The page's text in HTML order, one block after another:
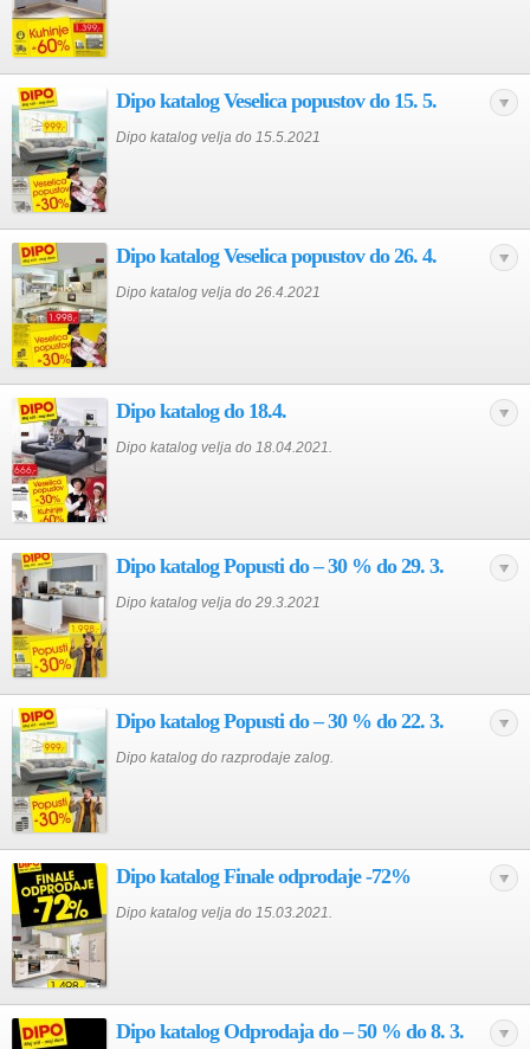
Dipo katalog Veselica popustov do 15. 5.
Dipo katalog velja do 15.5.2021
Dipo katalog Veselica popustov do 26. 4.
Dipo katalog velja do 26.4.2021
Dipo katalog do 18.4.
Dipo katalog velja do 18.04.2021.
Dipo katalog Popusti do – 30 % do 29. 3.
Dipo katalog velja do 29.3.2021
Dipo katalog Popusti do – 30 % do 22. 3.
Dipo katalog do razprodaje zalog.
Dipo katalog Finale odprodaje -72%
Dipo katalog velja do 15.03.2021.
Dipo katalog Odprodaja do – 50 % do 8. 3.